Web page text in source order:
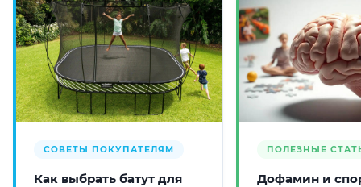
СОВЕТЫ ПОКУПАТЕЛЯМ
Как выбрать батут для
ПОЛЕЗНЫЕ
Дофамин и